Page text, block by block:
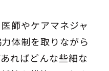
師やケアマネジャ
体制を取りながら
ればどんな些細な